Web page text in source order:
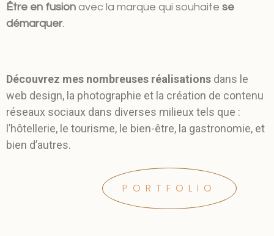
Être en fusion avec la marque qui souhaite se
démarquer.
Découvrez mes nombreuses réalisations dans le
web design, la photographie et la création de contenu
réseaux sociaux dans diverses milieux tels que :
l’hôtellerie, le tourisme, le bien-être, la gastronomie, et
bien d’autres.
PORTFOLIO